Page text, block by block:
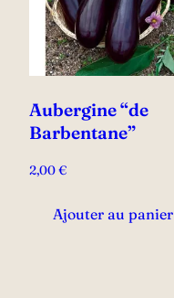
Aubergine “de
Barbentane”
2,00€
Ajouter au panier